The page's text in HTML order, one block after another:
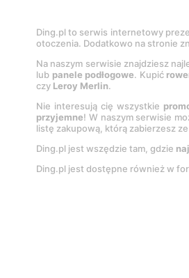
Ding.pl to serwis internetowy
otoczenia. Dodatkowo na stronie
Na naszym serwisie znajdziesz
lub panele podłogowe. Kupić
czy Leroy Merlin.
Nie interesują cię wszystkie
przyjemne! W naszym serwisie
listę zakupową, którą zabierzesz
Ding.pl jest wszędzie tam, gdzie
Ding.pl jest dostępne również w